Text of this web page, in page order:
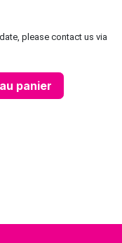
please contact us via
panier